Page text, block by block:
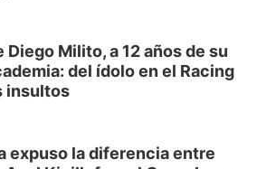
Diego Milito, a 12 años de su
del ídolo en el Racing
insultos
expuso la diferencia entre